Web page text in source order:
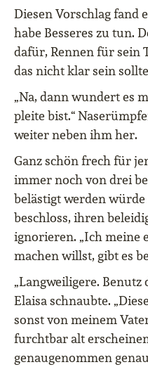
Diesen Vorschlag fand
habe Besseres zu tun.
dafür, Rennen für sein
das nicht klar sein
„Na, dann wundert es
pleite bist.“
weiter neben ihm her.
Ganz schön frech für
immer noch von drei
belästigt werden
beschloss, ihren
ignorieren. „Ich meine
machen willst, gibt es
„Langweiligere. Benutz
Elaisa schnaubte.
sonst von meinem
furchtbar alt
genaugenommen